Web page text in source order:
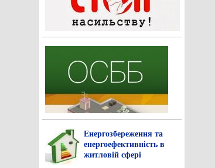
Енергозбереження та
енергоефективність в
житловій сфері